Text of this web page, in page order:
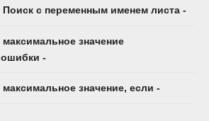
с переменным именем листа -
значение
ошибки -
значение, если -